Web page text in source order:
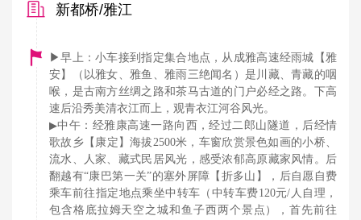
新都桥/雅江
▶早上：小车接到指定集合地点，从成雅高速经雨城【雅
安】（以雅女、雅鱼、雅雨三绝闻名）是川藏、青藏的咽
喉，是古南方丝绸之路和茶马古道的门户必经之路。下高
速后沿秀美清衣江而上，观青衣江河谷风光。
▶中午：经雅康高速一路向西，经过二郎山隧道，后经情
歌故乡【康定】海拔2500米，车窗欣赏景色如画的小桥、
流水、人家、藏式民居风光，感受浓郁高原藏家风情。后
翻越有“康巴第一关”的塞外屏障【折多山】，后自愿自费
乘车前往指定地点乘坐中转车（中转车费120元/人自理，
包含格底拉姆天空之城和鱼子西两个景点），首先前往